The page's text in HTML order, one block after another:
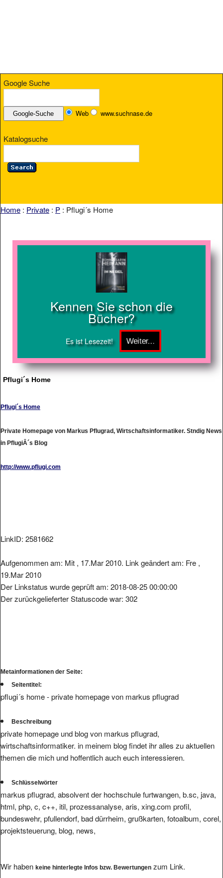
Google Suche
Web www.suchnase.de
Katalogsuche
Home : Private : P : Pflugi´s Home
Kennen Sie schon die
Bücher?
Es ist Lesezeit!
Pflugi´s Home
Pflugi´s Home
Private Homepage von Markus Pflugrad, Wirtschaftsinformatiker. Stndig News
in PflugiÂ´s Blog
http://www.pflugi.com
LinkID: 2581662
Aufgenommen am: Mit , 17.Mar 2010. Link geändert am: Fre ,
19.Mar 2010
Der Linkstatus wurde geprüft am: 2018-08-25 00:00:00
Der zurückgelieferter Statuscode war: 302
Metainformationen der Seite:
Seitentitel:
pflugi´s home - private homepage von markus pflugrad
Beschreibung
private homepage und blog von markus pflugrad,
wirtschaftsinformatiker. in meinem blog findet ihr alles zu aktuellen
themen die mich und hoffentlich auch euch interessieren.
Schlüsselwörter
markus pflugrad, absolvent der hochschule furtwangen, b.sc, java,
html, php, c, c++, itil, prozessanalyse, aris, xing.com profil,
bundeswehr, pfullendorf, bad dürrheim, grußkarten, fotoalbum, corel,
projektsteuerung, blog, news,
Wir haben keine hinterlegte Infos bzw. Bewertungen zum Link.